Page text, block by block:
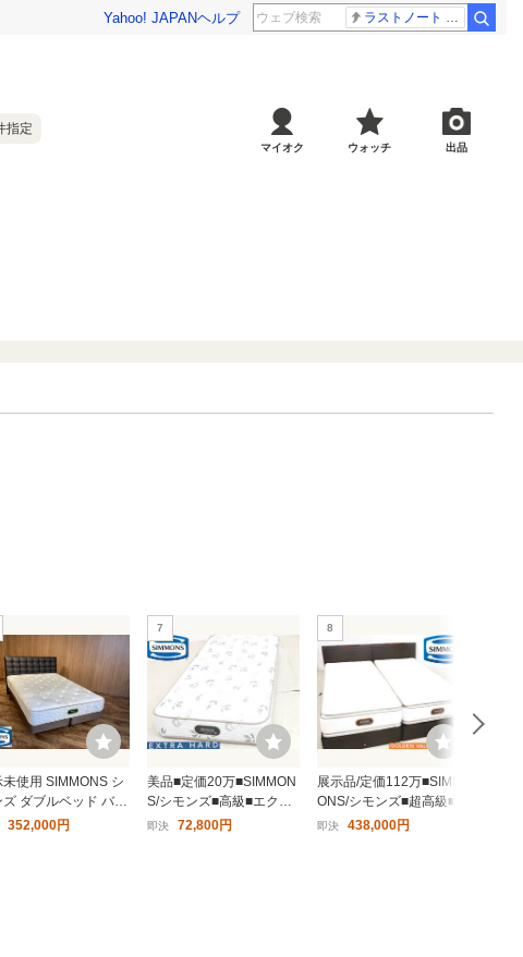
Yahoo! JAPANヘルプ ラストノート 内田有紀
指定
マイオク ウォッチ 出品
未使用 SIMMONS シ
ズ ダブルベッド バー
DC BK/シモンズ 7.
352,000円
7
美品■定価20万■SIMMON
S/シモンズ■高級■エクス
トラハードプレミアム/Ext
即決 72,800円
8
展示品/定価112万■SIMM
ONS/シモンズ■超高級■ゴ
ールデンバリューピロー
即決 438,000円